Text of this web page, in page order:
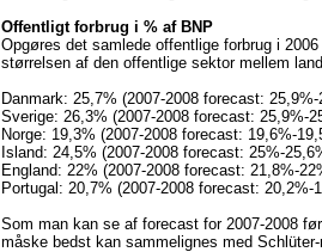
Offentligt forbrug i % af BNP
Opgøres det samlede offentlige forbrug i
størrelsen af den offentlige sektor mellem
Danmark: 25,7% (2007-2008 forecast:
Sverige: 26,3% (2007-2008 forecast: 25,9%-
Norge: 19,3% (2007-2008 forecast: 19,6%-
Island: 24,5% (2007-2008 forecast: 25%-
England: 22% (2007-2008 forecast: 21,8%-
Portugal: 20,7% (2007-2008 forecast: 20,2%-
Som man kan se af forecast for 2007-2008
måske bedst kan sammelignes med